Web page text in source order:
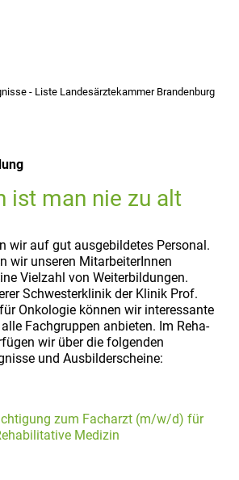
- Liste Landesärztekammer Brandenburg
ist man nie zu alt
wir auf gut ausgebildetes Personal.
wir unseren MitarbeiterInnen
Vielzahl von Weiterbildungen.
Schwesterklinik der Klinik Prof.
Onkologie können wir interessante
Fachgruppen anbieten. Im Reha-
wir über die folgenden
und Ausbilderscheine:
zum Facharzt (m/w/d) für
Medizin